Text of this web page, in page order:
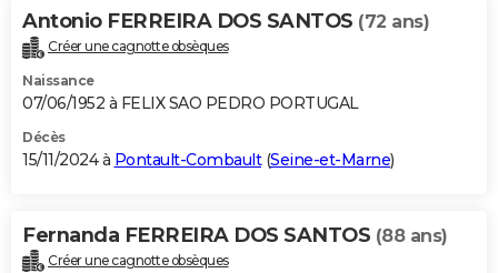
Antonio FERREIRA DOS SANTOS (72 ans)
Créer une cagnotte obsèques
Naissance
07/06/1952 à FELIX SAO PEDRO PORTUGAL
Décès
15/11/2024 à Pontault-Combault(Seine-et-Marne)
Fernanda FERREIRA DOS SANTOS (88 ans)
Créer une cagnotte obsèques